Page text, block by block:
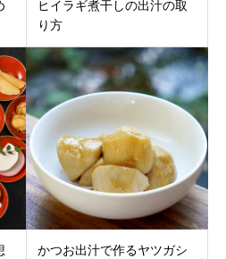
ヒイラギ煮干しの出汁の取
り方
かつお出汁で作るヤツガシ